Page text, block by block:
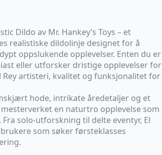
Dildo av Mr. Hankey’s Toys – et
realistiske dildolinje designet for å
oppslukende opplevelser. Enten du er
eller utforsker dristige opplevelser for
artisteri, kvalitet og funksjonalitet for
hode, intrikate åredetaljer og et
en naturtro opplevelse som
solo-utforskning til delte eventyr, El
som søker førsteklasses